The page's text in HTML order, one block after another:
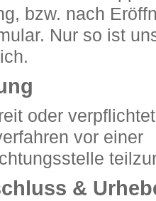
bzw. nach
Nur so ist
oder
vor einer
&